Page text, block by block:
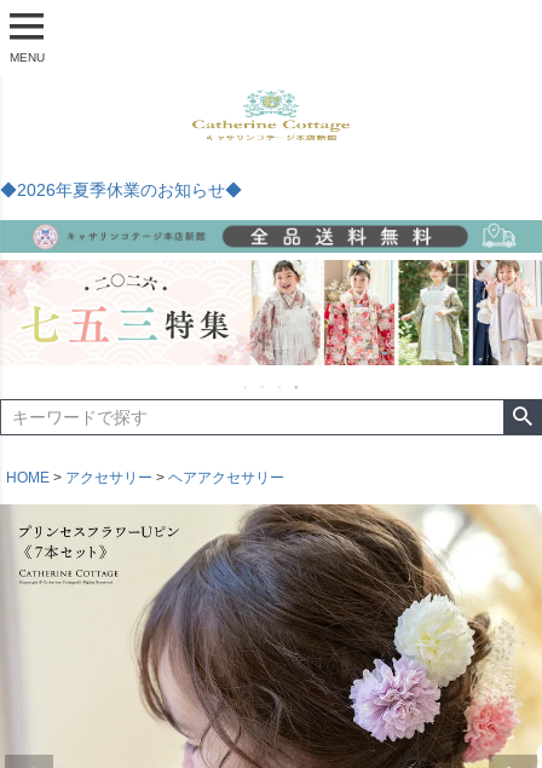
MENU
◆2026年夏季休業のお知らせ◆
HOME アクセサリー ヘアアクセサリー